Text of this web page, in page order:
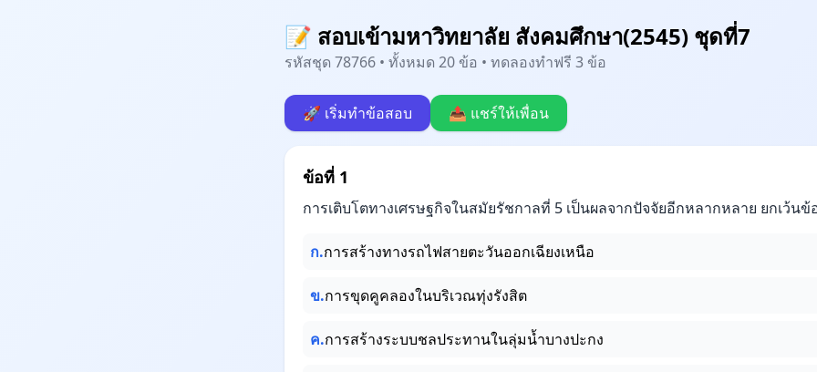
📝 สอบเข้ามหาวิทยาลัย สังคมศึกษา(2545) ชุดที่7
รหัสชุด 78766 • ทั้งหมด 20 ข้อ • ทดลองทำฟรี 3 ข้อ
🚀 เริ่มทำข้อสอบ 📤 แชร์ให้เพื่อน
ข้อที่ 1
การเติบโตทางเศรษฐกิจในสมัยรัชกาลที่ 5 เป็นผลจากปัจจัยอีกหลากหลาย ยกเว้นข้
ก.การสร้างทางรถไฟสายตะวันออกเฉียงเหนือ
ข.การขุดคูคลองในบริเวณทุ่งรังสิต
ค.การสร้างระบบชลประทานในลุ่มน้ำบางปะกง